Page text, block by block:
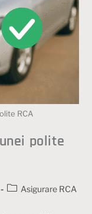
RCA
polite
Asigurare RCA